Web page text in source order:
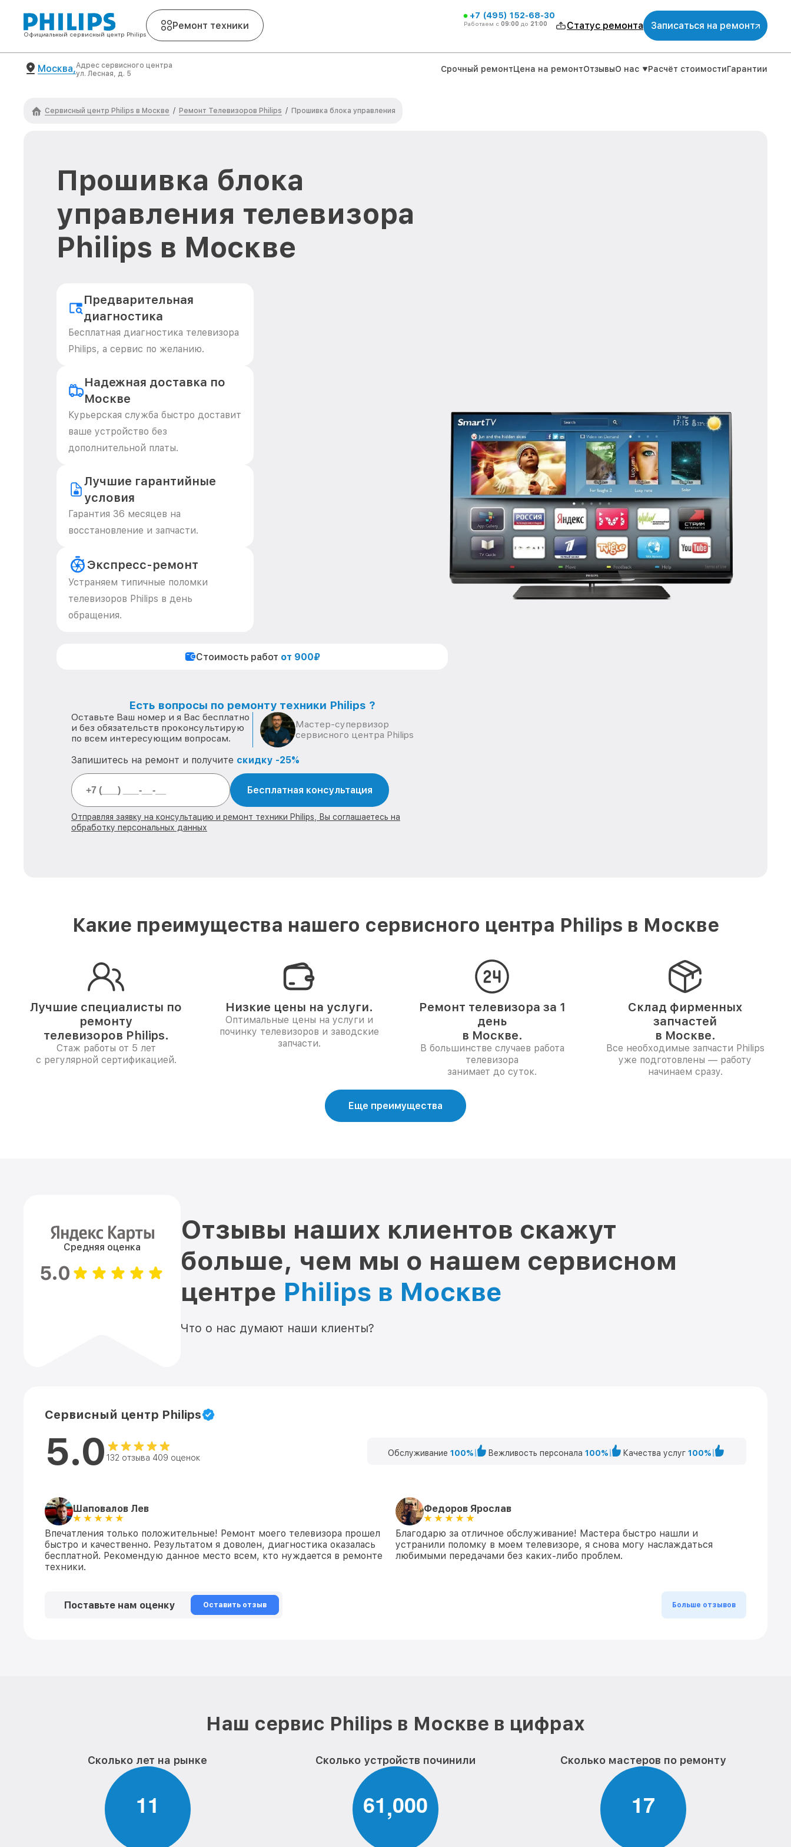
Официальный сервисный центр Philips
Ремонт техники
+7 (495) 152-68-30
Работаем с 09:00 до 21:00 Статус ремонта Записаться на ремонт
Москва,Адрес сервисного центра
ул. Лесная, д. 5
Срочный ремонтЦена на ремонтОтзывыО нас Расчёт стоимостиГарантии
Сервисный центр Philips в Москве / Ремонт Телевизоров Philips / Прошивка блока управления
Прошивка блока
управления телевизора
Philips в Москве
Предварительная
диагностика
Бесплатная диагностика телевизора
Philips, а сервис по желанию.
Надежная доставка по
Москве
Курьерская служба быстро доставит
ваше устройство без
дополнительной платы.
Лучшие гарантийные
условия
Гарантия 36 месяцев на
восстановление и запчасти.
Экспресс-ремонт
Устраняем типичные поломки
телевизоров Philips в день
обращения.
Стоимость работ от 900₽
Есть вопросы по ремонту техники Philips ?
Оставьте Ваш номер и я Вас бесплатно
и без обязательств проконсультирую
по всем интересующим вопросам.
Мастер-супервизор
сервисного центра Philips
Запишитесь на ремонт и получите скидку -25%
Бесплатная консультация
Отправляя заявку на консультацию и ремонт техники Philips, Вы соглашаетесь на
обработку персональных данных
Какие преимущества нашего сервисного центра Philips в Москве
Лучшие специалисты по
ремонту
телевизоров Philips.
Стаж работы от 5 лет
с регулярной сертификацией.
Низкие цены на услуги.
Оптимальные цены на услуги и
починку телевизоров и заводские
запчасти.
Ремонт телевизора за 1
день
в Москве.
В большинстве случаев работа
телевизора
занимает до суток.
Склад фирменных
запчастей
в Москве.
Все необходимые запчасти Philips
уже подготовлены — работу
начинаем сразу.
Еще преимущества
Средняя оценка
5.0
Отзывы наших клиентов скажут
больше, чем мы о нашем сервисном
центре Philips в Москве
Что о нас думают наши клиенты?
Сервисный центр Philips
5.0 132 отзыва 409 оценок Обслуживание 100% Вежливость персонала 100% Качества услуг 100%
Шаповалов Лев
Впечатления только положительные! Ремонт моего телевизора прошел
быстро и качественно. Результатом я доволен, диагностика оказалась
бесплатной. Рекомендую данное место всем, кто нуждается в ремонте
техники.
Федоров Ярослав
Благодарю за отличное обслуживание! Мастера быстро нашли и
устранили поломку в моем телевизоре, я снова могу наслаждаться
любимыми передачами без каких-либо проблем.
Поставьте нам оценку Оставить отзыв Больше отзывов
Наш сервис Philips в Москве в цифрах
Сколько лет на рынке
11
Сколько устройств починили
61,000
Сколько мастеров по ремонту
17